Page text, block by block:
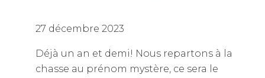
27 décembre 2023
Déjà un an et demi! Nous repartons à la
chasse au prénom mystère, ce sera le